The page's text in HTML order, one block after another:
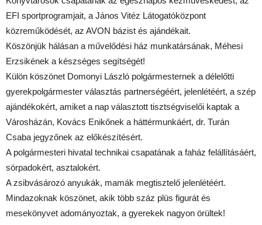
EFI sportprogramjait, a János Vitéz Látogatóközpont
közreműködését, az AVON bázist és ajándékait.
Köszönjük hálásan a művelődési ház munkatársának, Méhesi
Erzsikének a készséges segítségét!
Külön köszönet Domonyi László polgármesternek a délelőtti
gyerekpolgármester választás partnerségéért, jelenlétéért, a szép
ajándékokért, amiket a nap választott tisztségviselői kaptak a
Városházán, Kovács Enikőnek a háttérmunkáért, dr. Turán
Csaba jegyzőnek az előkészítésért.
A polgármesteri hivatal technikai csapatának a faház felállításáért,
sörpadokért, asztalokért.
A zsibvásározó anyukák, mamák megtisztelő jelenlétéért.
Mindazoknak köszönet, akik több száz plüs figurát és
mesekönyvet adományoztak, a gyerekek nagyon örültek!